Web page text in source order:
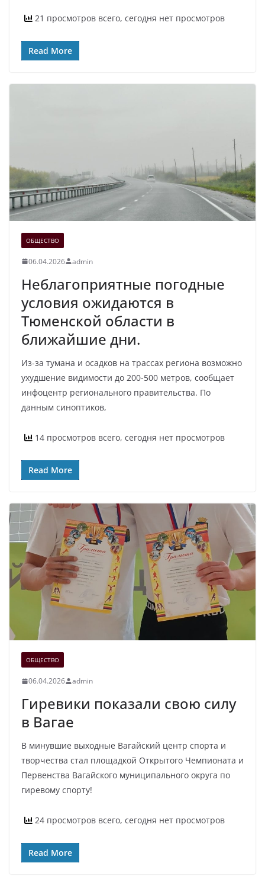
21 просмотров всего, сегодня нет просмотров
Read More
ОБЩЕСТВО
06.04.2026 admin
Неблагоприятные погодные
условия ожидаются в
Тюменской области в
ближайшие дни.
Из-за тумана и осадков на трассах региона возможно
ухудшение видимости до 200-500 метров, сообщает
инфоцентр регионального правительства. По
данным синоптиков,
14 просмотров всего, сегодня нет просмотров
Read More
ОБЩЕСТВО
06.04.2026 admin
Гиревики показали свою силу
в Вагае
В минувшие выходные Вагайский центр спорта и
творчества стал площадкой Открытого Чемпионата и
Первенства Вагайского муниципального округа по
гиревому спорту!
24 просмотров всего, сегодня нет просмотров
Read More